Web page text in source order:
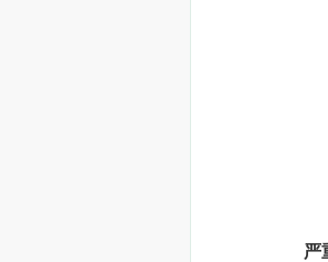
严